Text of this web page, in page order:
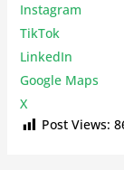
Instagram
TikTok
LinkedIn
Google Maps
X
Post Views: